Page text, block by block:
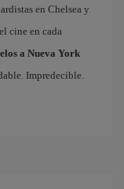
en Chelsea y
cine en cada
a Nueva York
Impredecible.